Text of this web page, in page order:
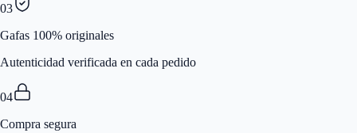
03
Gafas 100% originales
Autenticidad verificada en cada pedido
04
Compra segura